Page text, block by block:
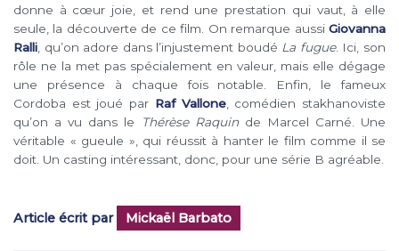
donne à cœur joie, et rend une prestation qui vaut, à elle
seule, la découverte de ce film. On remarque aussi Giovanna
Ralli , qu’on adore dans l’injustement boudé La fugue. Ici, son
rôle ne la met pas spécialement en valeur, mais elle dégage
une présence à chaque fois notable. Enfin, le fameux
Cordoba est joué par Raf Vallone, comédien stakhanoviste
qu’on a vu dans le
Thérèse Raquinde Marcel Carné. Une
véritable « gueule », qui réussit à hanter le film comme il se
doit. Un casting intéressant, donc, pour une série B agréable.
Article écrit par Mickaël Barbato